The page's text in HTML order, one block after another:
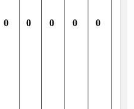
0 0 0 0 0